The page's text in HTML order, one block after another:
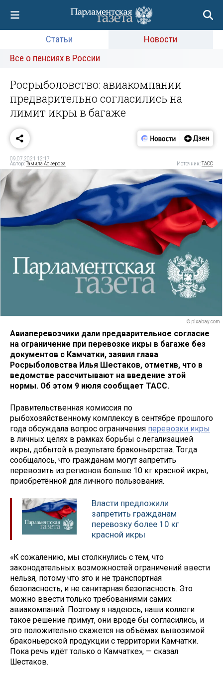
Статьи
Новости
Все о пенсиях в России
Росрыболовство: авиакомпании
предварительно согласились на
лимит икры в багаже
09.07.2021 12:17
Автор:Тамила Аскерова Источник:ТАСС
© pixabay.com
Авиаперевозчики дали предварительное согласие
на ограничение при перевозке икры в багаже без
документов с Камчатки, заявил глава
Росрыболовства Илья Шестаков, отметив, что в
ведомстве рассчитывают на введение этой
нормы. Об этом 9 июля сообщает ТАСС.
Правительственная комиссия по
рыбохозяйственному комплексу в сентябре прошлого
года обсуждала вопрос ограничения перевозки икры
в личных целях в рамках борьбы с легализацией
икры, добытой в результате браконьерства. Тогда
сообщалось, что гражданам могут запретить
перевозить из регионов больше 10 кг красной икры,
приобретённой для личного пользования.
Власти предложили
запретить гражданам
перевозку более 10 кг
красной икры
«К сожалению, мы столкнулись с тем, что
законодательных возможностей ограничений ввести
нельзя, потому что это и не транспортная
безопасность, и не санитарная безопасность. Это
можно ввести только требованиями самих
авиакомпаний. Поэтому я надеюсь, наши коллеги
такое решение примут, они вроде бы согласились, и
это положительно скажется на объёмах вывозимой
браконьерской продукции с территории Камчатки.
Пока речь идёт только о Камчатке», — сказал
Шестаков.